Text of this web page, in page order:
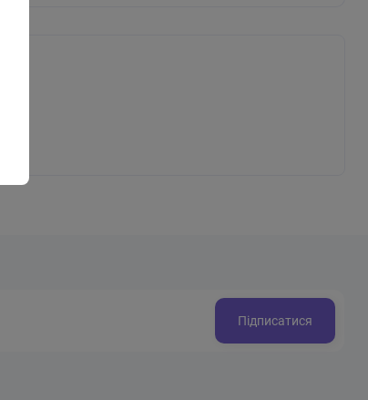
Підписатися